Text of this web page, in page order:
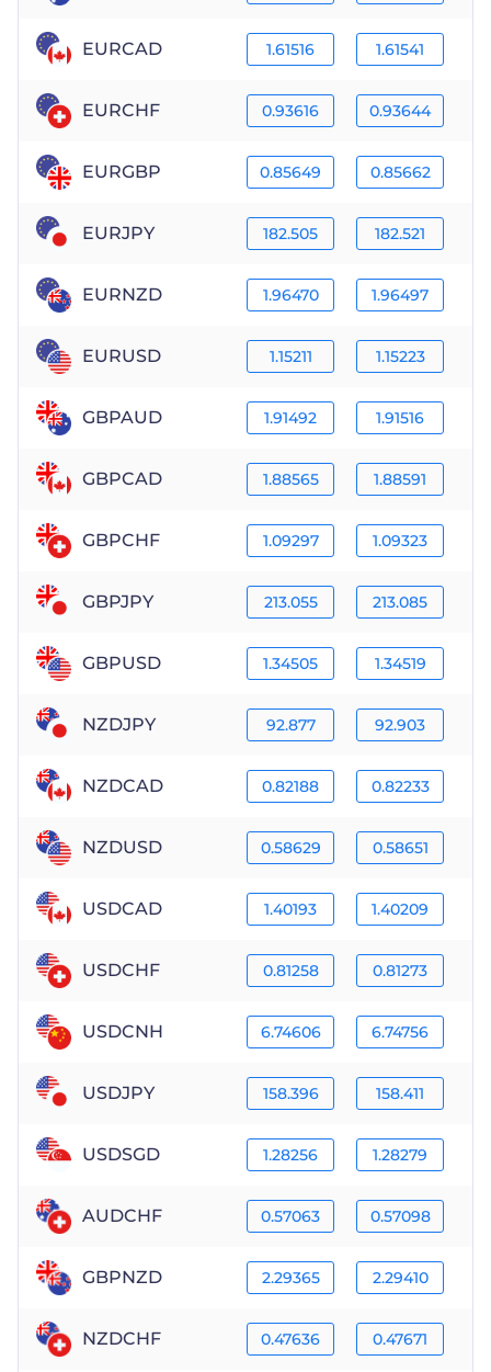
EURCAD 1.61516 1.61541
EURCHF 0.93616 0.93644
EURGBP 0.85649 0.85662
EURJPY 182.505 182.521
EURNZD 1.96470 1.96497
EURUSD 1.15211 1.15223
GBPAUD 1.91492 1.91516
GBPCAD 1.88565 1.88591
GBPCHF 1.09297 1.09323
GBPJPY 213.055 213.085
GBPUSD 1.34505 1.34519
NZDJPY 92.877 92.903
NZDCAD 0.82188 0.82233
NZDUSD 0.58629 0.58651
USDCAD 1.40193 1.40209
USDCHF 0.81258 0.81273
USDCNH 6.74606 6.74756
USDJPY 158.396 158.411
USDSGD 1.28256 1.28279
AUDCHF 0.57063 0.57098
GBPNZD 2.29365 2.29410
NZDCHF 0.47636 0.47671